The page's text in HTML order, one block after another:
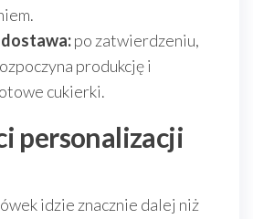
dostawa:po zatwierdzeniu,
produkcję i
cukierki.
personalizacji
idzie znacznie dalej niż